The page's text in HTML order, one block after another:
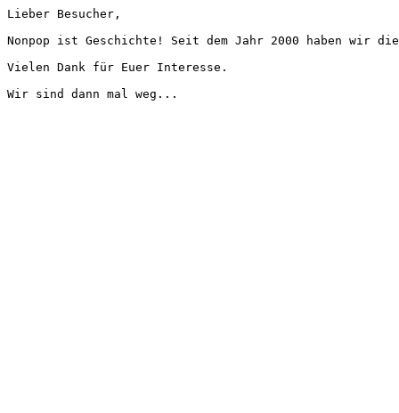
Lieber Besucher,
Nonpop ist Geschichte! Seit dem Jahr 2000 haben wir
Vielen Dank für Euer Interesse.
Wir sind dann mal weg...